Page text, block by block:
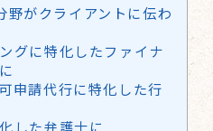
野がクライアントに伝わ
グに特化したファイナ
申請代行に特化した行
した弁護士に